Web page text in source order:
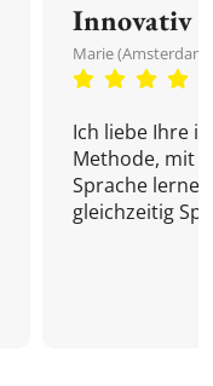
Innovativ
Marie
Ich liebe Ihre
Methode, mit
Sprache
gleichzeitig